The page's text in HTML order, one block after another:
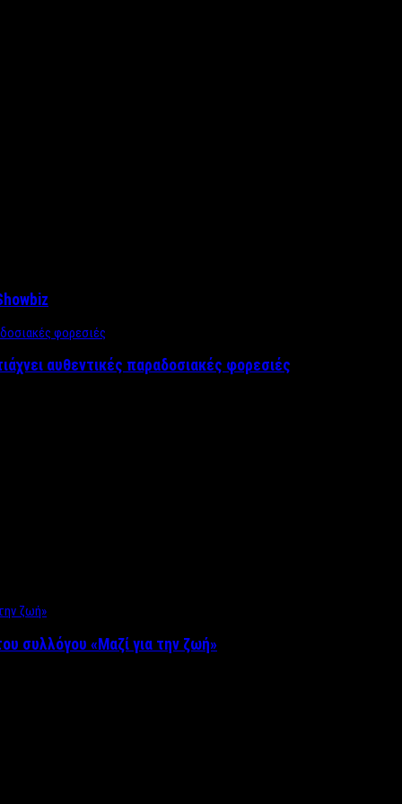
αυθεντικές παραδοσιακές φορεσιές
συλλόγου «Μαζί για την ζωή»